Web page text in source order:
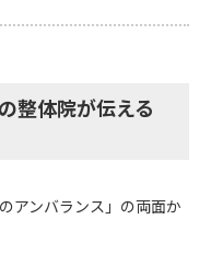
整体院が伝える
アンバランス」の両面か